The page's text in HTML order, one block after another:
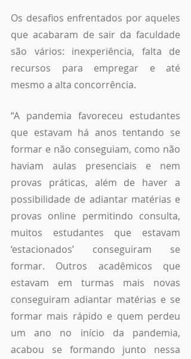
Os desafios enfrentados por aqueles
que acabaram de sair da faculdade
são vários: inexperiência, falta de
recursos para empregar e até
mesmo a alta concorrência.
“A pandemia favoreceu estudantes
que estavam há anos tentando se
formar e não conseguiam, como não
haviam aulas presenciais e nem
provas práticas, além de haver a
possibilidade de adiantar matérias e
provas online permitindo consulta,
muitos estudantes que estavam
‘estacionados’ conseguiram se
formar. Outros acadêmicos que
estavam em turmas mais novas
conseguiram adiantar matérias e se
formar mais rápido e quem perdeu
um ano no início da pandemia,
acabou se formando junto nessa